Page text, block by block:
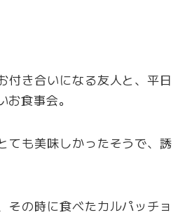
付き合いになる友人と、平日
食事会。
ても美味しかったそうで、誘
その時に食べたカルパッチョ